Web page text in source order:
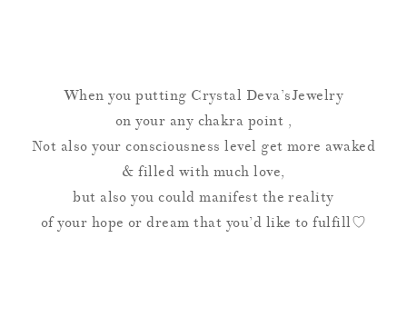
When you putting Crystal Deva’sJewelry
on your any chakra point ,
Not also your consciousness level get more awaked
& filled with much love,
but also you could manifest the reality
of your hope or dream that you’d like to fulfill♡